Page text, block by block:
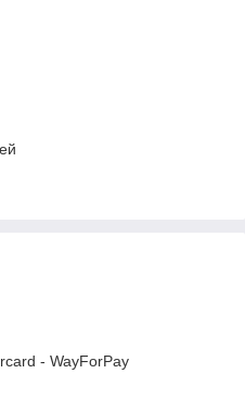
- WayForPay